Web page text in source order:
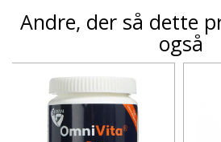
Andre, der så dette
også